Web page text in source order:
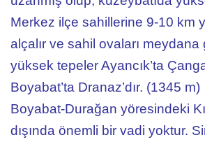
Merkez ilçe sahillerine 9-10 km
alçalır ve sahil ovaları meydana
yüksek tepeler Ayancık’ta
Boyabat’ta Dranaz’dır. (1345 m)
Boyabat-Durağan yöresindeki
dışında önemli bir vadi yoktur.